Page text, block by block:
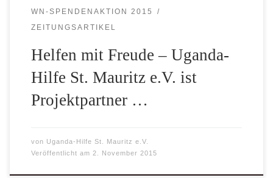
WN-SPENDENAKTION 2015
ZEITUNGSARTIKEL
Helfen mit Freude – Uganda-
Hilfe St. Mauritz e.V. ist
Projektpartner …
von Uganda-Hilfe St. Mauritz e.V.
Veröffentlicht am 2. November 2015